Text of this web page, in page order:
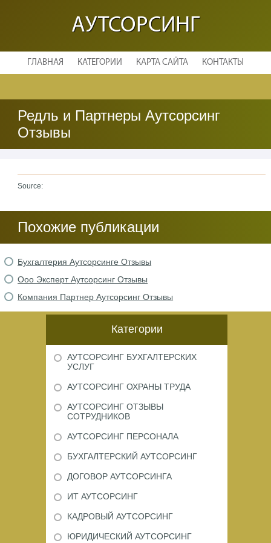
АУТСОРСИНГ
ГЛАВНАЯ КАТЕГОРИИ КАРТА САЙТА КОНТАКТЫ
Редль и Партнеры Аутсорсинг
Отзывы
Source:
Похожие публикации
Бухгалтерия Аутсорсинге Отзывы
Ооо Эксперт Аутсорсинг Отзывы
Компания Партнер Аутсорсинг Отзывы
Категории
АУТСОРСИНГ БУХГАЛТЕРСКИХ
УСЛУГ
АУТСОРСИНГ ОХРАНЫ ТРУДА
АУТСОРСИНГ ОТЗЫВЫ
СОТРУДНИКОВ
АУТСОРСИНГ ПЕРСОНАЛА
БУХГАЛТЕРСКИЙ АУТСОРСИНГ
ДОГОВОР АУТСОРСИНГА
ИТ АУТСОРСИНГ
КАДРОВЫЙ АУТСОРСИНГ
ЮРИДИЧЕСКИЙ АУТСОРСИНГ